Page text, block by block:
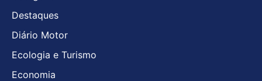
Destaques
Diário Motor
Ecologia e Turismo
Economia